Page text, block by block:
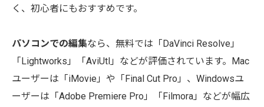
く、初心者にもおすすめです。
パソコンでの編集なら、無料では「DaVinci Resolve」
「Lightworks」「AviUtl」などが評価されています。Mac
ユーザーは「iMovie」や「Final Cut Pro」、Windowsユ
ーザーは「Adobe Premiere Pro」「Filmora」などが幅広